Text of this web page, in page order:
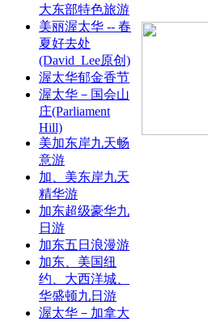
大东部特色旅游
美丽渥太华 -- 春
夏好去处
(David_Lee原创)
渥太华郁金香节
渥太华－国会山
庄(Parliament
Hill)
美加东岸九天畅
意游
加、美东岸九天
精华游
加东超级豪华九
日游
加东五日浪漫游
加东、美国纽
约、大西洋城、
华盛顿九日游
渥太华－加拿大